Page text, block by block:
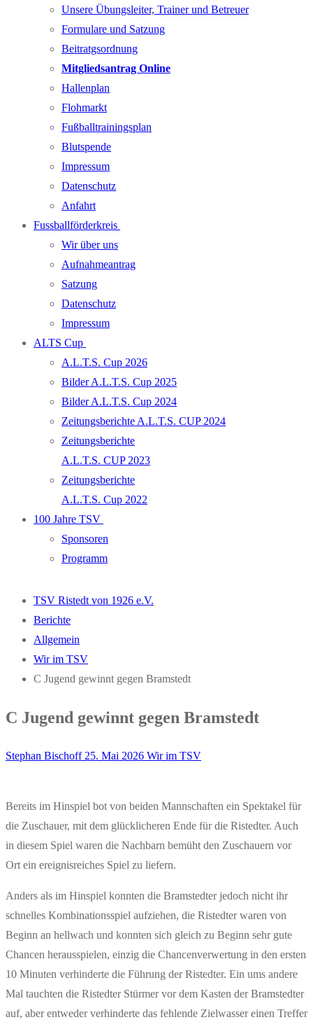
Unsere Übungsleiter, Trainer und Betreuer
Formulare und Satzung
Beitratgsordnung
Mitgliedsantrag Online
Hallenplan
Flohmarkt
Fußballtrainingsplan
Blutspende
Impressum
Datenschutz
Anfahrt
Fussballförderkreis
Wir über uns
Aufnahmeantrag
Satzung
Datenschutz
Impressum
ALTS Cup
A.L.T.S. Cup 2026
Bilder A.L.T.S. Cup 2025
Bilder A.L.T.S. Cup 2024
Zeitungsberichte A.L.T.S. CUP 2024
Zeitungsberichte
A.L.T.S. CUP 2023
Zeitungsberichte
A.L.T.S. Cup 2022
100 Jahre TSV
Sponsoren
Programm
TSV Ristedt von 1926 e.V.
Berichte
Allgemein
Wir im TSV
C Jugend gewinnt gegen Bramstedt
C Jugend gewinnt gegen Bramstedt
Stephan Bischoff 25. Mai 2026 Wir im TSV
Bereits im Hinspiel bot von beiden Mannschaften ein Spektakel für
die Zuschauer, mit dem glücklicheren Ende für die Ristedter. Auch
in diesem Spiel waren die Nachbarn bemüht den Zuschauern vor
Ort ein ereignisreiches Spiel zu liefern.
Anders als im Hinspiel konnten die Bramstedter jedoch nicht ihr
schnelles Kombinationsspiel aufziehen, die Ristedter waren von
Beginn an hellwach und konnten sich gleich zu Beginn sehr gute
Chancen herausspielen, einzig die Chancenverwertung in den ersten
10 Minuten verhinderte die Führung der Ristedter. Ein ums andere
Mal tauchten die Ristedter Stürmer vor dem Kasten der Bramstedter
auf, aber entweder verhinderte das fehlende Zielwasser einen Treffer